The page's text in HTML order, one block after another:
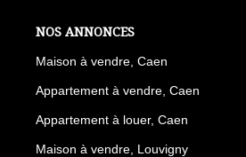
NOS ANNONCES
Maison à vendre, Caen
Appartement à vendre, Caen
Appartement à louer, Caen
Maison à vendre, Louvigny